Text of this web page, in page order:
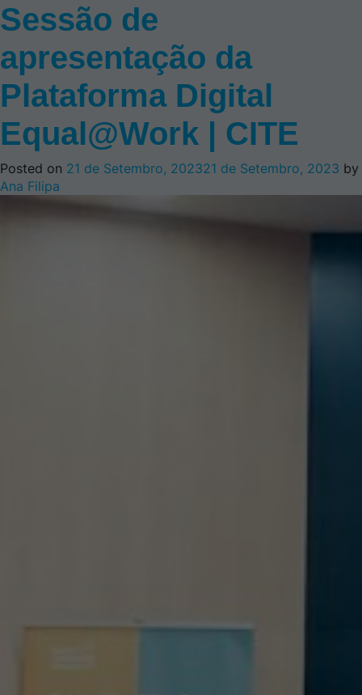
Sessão de
apresentação da
Plataforma Digital
Equal@Work | CITE
Posted on 21 de Setembro, 202321 de Setembro, 2023 by
Ana Filipa